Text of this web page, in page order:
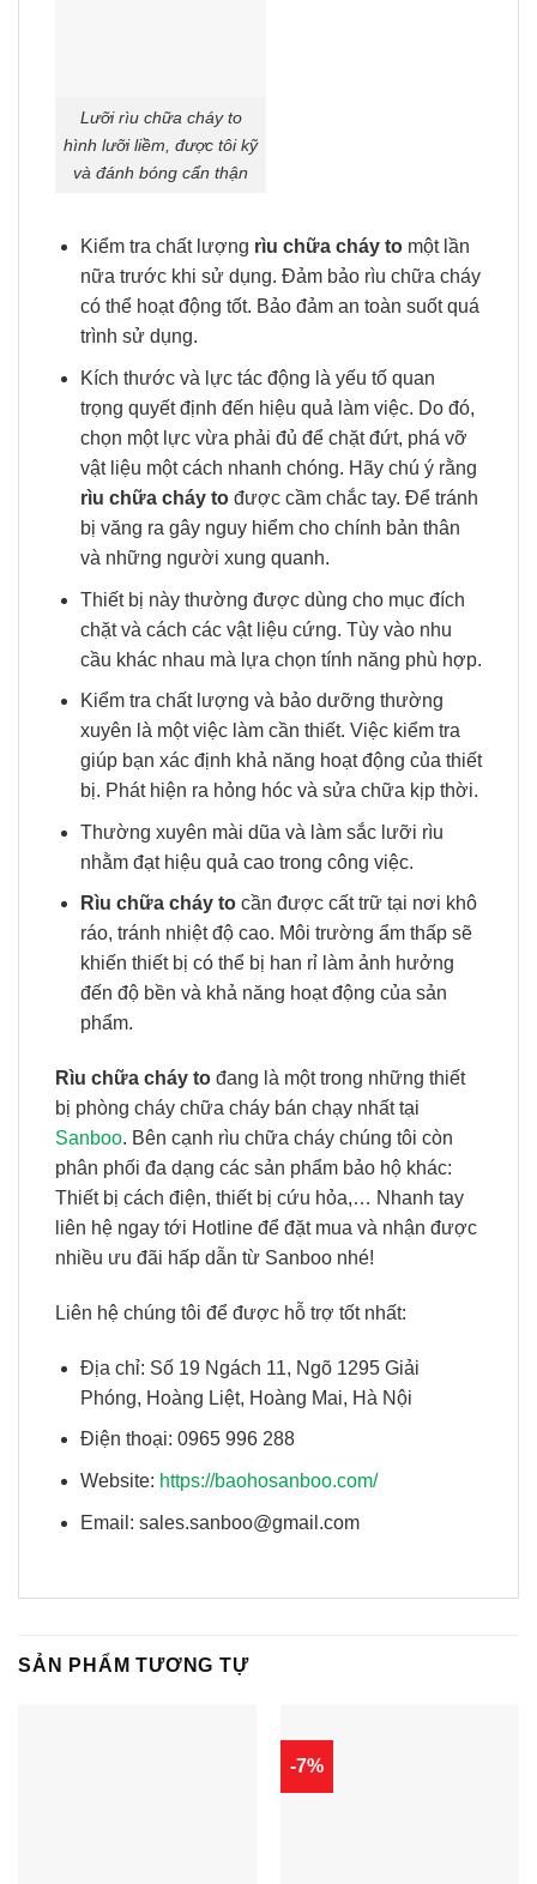
Lưỡi rìu chữa cháy to
hình lưỡi liềm, được tôi kỹ
và đánh bóng cẩn thận
Kiểm tra chất lượng rìu chữa cháy to một lần
nữa trước khi sử dụng. Đảm bảo rìu chữa cháy
có thể hoạt động tốt. Bảo đảm an toàn suốt quá
trình sử dụng.
Kích thước và lực tác động là yếu tố quan
trọng quyết định đến hiệu quả làm việc. Do đó,
chọn một lực vừa phải đủ để chặt đứt, phá vỡ
vật liệu một cách nhanh chóng. Hãy chú ý rằng
rìu chữa cháy tođược cầm chắc tay. Để tránh
bị văng ra gây nguy hiểm cho chính bản thân
và những người xung quanh.
Thiết bị này thường được dùng cho mục đích
chặt và cách các vật liệu cứng. Tùy vào nhu
cầu khác nhau mà lựa chọn tính năng phù hợp.
Kiểm tra chất lượng và bảo dưỡng thường
xuyên là một việc làm cần thiết. Việc kiểm tra
giúp bạn xác định khả năng hoạt động của thiết
bị. Phát hiện ra hỏng hóc và sửa chữa kịp thời.
Thường xuyên mài dũa và làm sắc lưỡi rìu
nhằm đạt hiệu quả cao trong công việc.
Rìu chữa cháy tocần được cất trữ tại nơi khô
ráo, tránh nhiệt độ cao. Môi trường ẩm thấp sẽ
khiến thiết bị có thể bị han rỉ làm ảnh hưởng
đến độ bền và khả năng hoạt động của sản
phẩm.
Rìu chữa cháy to đang là một trong những thiết
bị phòng cháy chữa cháy bán chạy nhất tại
Sanboo. Bên cạnh rìu chữa cháy chúng tôi còn
phân phối đa dạng các sản phẩm bảo hộ khác:
Thiết bị cách điện, thiết bị cứu hỏa,… Nhanh tay
liên hệ ngay tới Hotline để đặt mua và nhận được
nhiều ưu đãi hấp dẫn từ Sanboo nhé!
Liên hệ chúng tôi để được hỗ trợ tốt nhất:
Địa chỉ: Số 19 Ngách 11, Ngõ 1295 Giải
Phóng, Hoàng Liệt, Hoàng Mai, Hà Nội
Điện thoại: 0965 996 288
Website: https://baohosanboo.com/
Email: sales.sanboo@gmail.com
SẢN PHẨM TƯƠNG TỰ
-7%